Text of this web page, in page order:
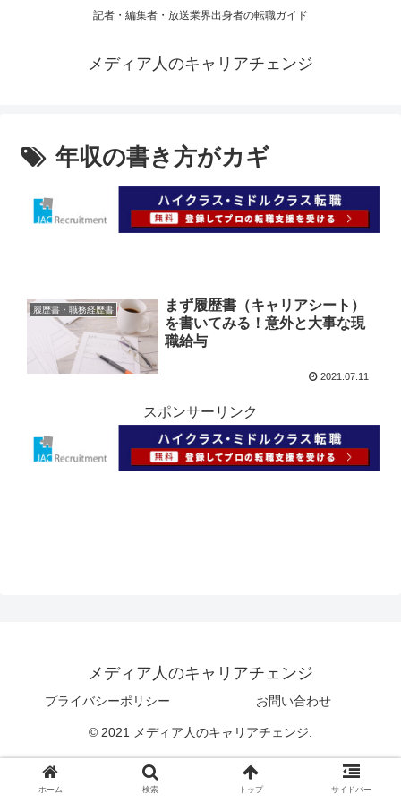
記者・編集者・放送業界出身者の転職ガイド
メディア人のキャリアチェンジ
年収の書き方がカギ
履歴書・職務経歴書
まず履歴書（キャリアシート）
を書いてみる！意外と大事な現
職給与
2021.07.11
スポンサーリンク
メディア人のキャリアチェンジ
プライバシーポリシー お問い合わせ
© 2021 メディア人のキャリアチェンジ.
ホーム 検索 トップ サイドバー